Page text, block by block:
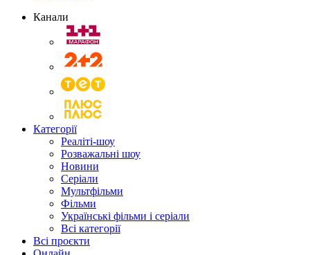
Канали
Категорії
Реаліті-шоу
Розважальні шоу
Новини
Серіали
Мультфільми
Фільми
Українські фільми і серіали
Всі категорії
Всі проєкти